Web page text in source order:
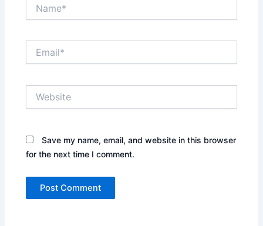
Save my name, email, and website in this browser
for the next time I comment.